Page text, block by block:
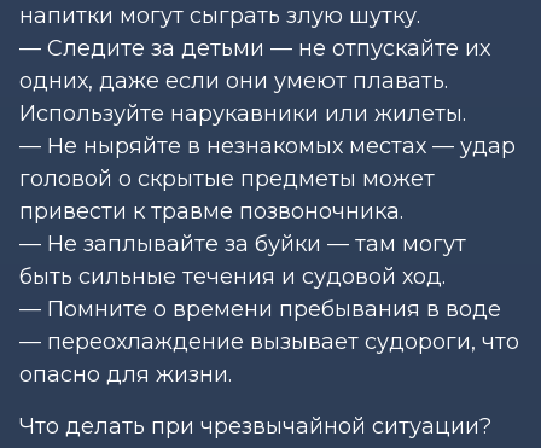
напитки могут сыграть злую шутку.
— Следите за детьми — не отпускайте их
одних, даже если они умеют плавать.
Используйте нарукавники или жилеты.
— Не ныряйте в незнакомых местах — удар
головой о скрытые предметы может
привести к травме позвоночника.
— Не заплывайте за буйки — там могут
быть сильные течения и судовой ход.
— Помните о времени пребывания в воде
— переохлаждение вызывает судороги, что
опасно для жизни.
Что делать при чрезвычайной ситуации?